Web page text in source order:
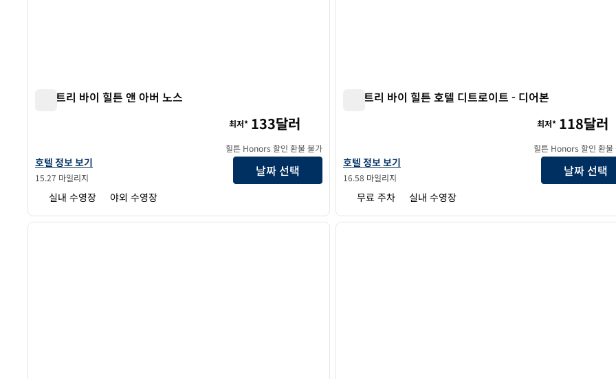
더블트리 바이 힐튼 앤 아버 노스
더블트리 바이 힐튼 앤 아버 노스의 호텔 정보 보기
호텔 정보 보기
15.27 마일리지
최저* 133달러
힐튼 Honors 할인 환불 불가
날짜 선택
실내 수영장 야외 수영장
더블트리 바이 힐튼 호텔 디트로이트 - 디어본
더블트리 바이 힐튼 호텔 디트로이트 - 디어본의 호텔 정보 보기
호텔 정보 보기
16.58 마일리지
최저* 118달러
힐튼 Honors 할인 환불
날짜 선택
무료 주차 실내 수영장
1/12
1/12
다음 이미지
1
1/12